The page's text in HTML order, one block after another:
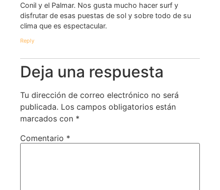
Conil y el Palmar. Nos gusta mucho hacer surf y
disfrutar de esas puestas de sol y sobre todo de su
clima que es espectacular.
Reply
Deja una respuesta
Tu dirección de correo electrónico no será
publicada. Los campos obligatorios están
marcados con *
Comentario *